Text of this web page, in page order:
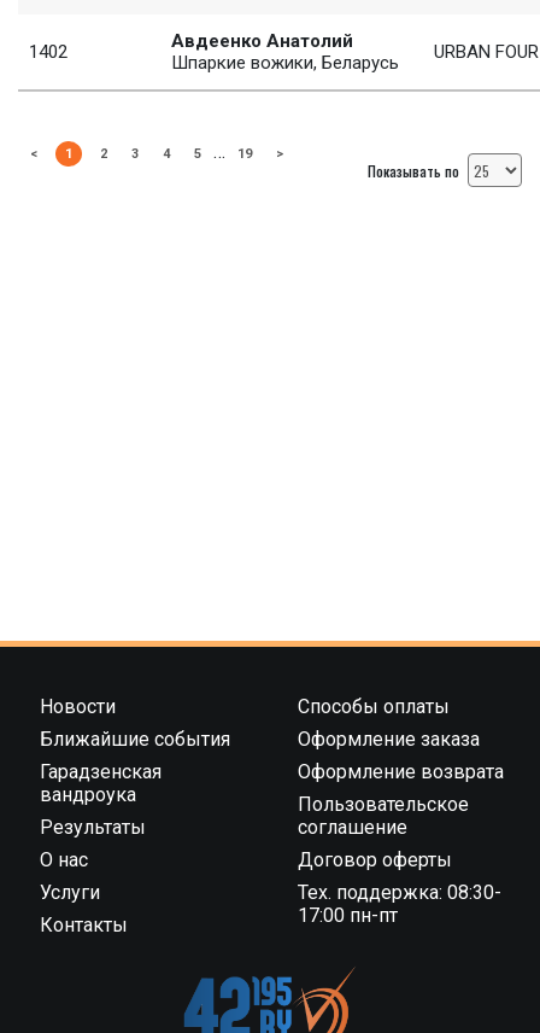
Показывать по
1402
Авдеенко Анатолий
Шпаркие вожики, Беларусь
URBAN FOUR
< 1 2 3 4 5 … 19 >
Новости
Ближайшие события
Гарадзенская
вандроука
Результаты
О нас
Услуги
Контакты
Способы оплаты
Оформление заказа
Оформление возврата
Пользовательское
соглашение
Договор оферты
Тех. поддержка: 08:30-
17:00 пн-пт